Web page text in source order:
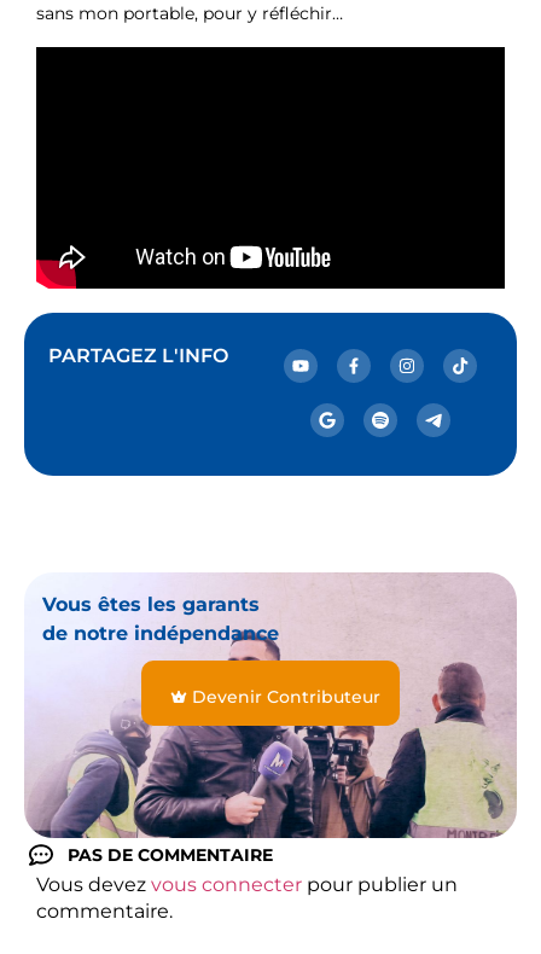
sans mon portable, pour y réfléchir…
PARTAGEZ L'INFO
Vous êtes les garants
de notre indépendance
Devenir Contributeur
PAS DE COMMENTAIRE
Vous devez vous connecter pour publier un
commentaire.